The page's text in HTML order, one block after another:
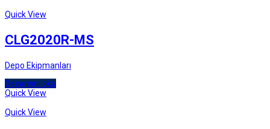
Quick View
CLG2020R-MS
Depo Ekipmanları
Devamını oku
Quick View
Quick View